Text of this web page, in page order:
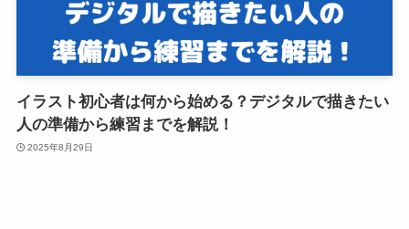
イラスト初心者は何から始める？デジタルで描きたい
人の準備から練習までを解説！
2025年8月29日